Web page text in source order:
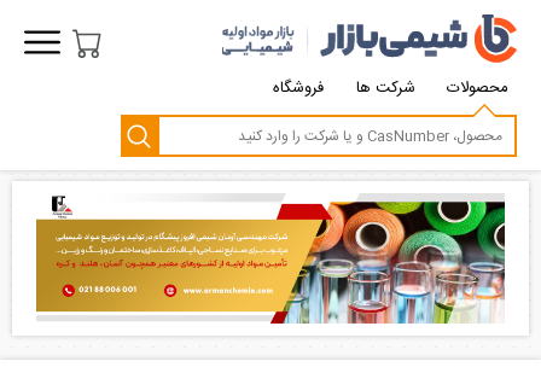
محصولات شرکت ها فروشگاه